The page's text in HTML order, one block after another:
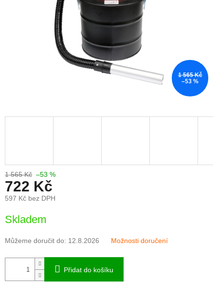
1 565 Kč
–53 %
1 565 Kč –53 %
722 Kč
597 Kč bez DPH
cena:
Skladem
Můžeme doručit do: 12.8.2026 Možnosti doručení
Přidat do košíku